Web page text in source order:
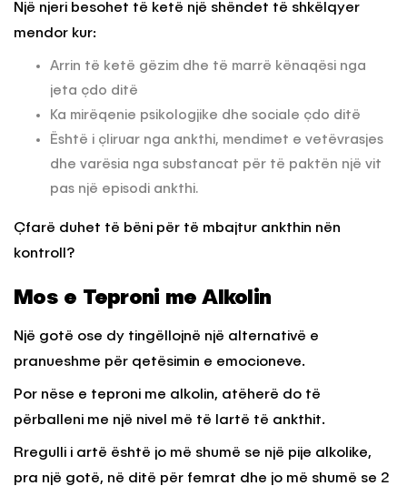
Një njeri besohet të ketë një shëndet të shkëlqyer
mendor kur:
Arrin të ketë gëzim dhe të marrë kënaqësi nga
jeta çdo ditë
Ka mirëqenie psikologjike dhe sociale çdo ditë
Është i çliruar nga ankthi, mendimet e vetëvrasjes
dhe varësia nga substancat për të paktën një vit
pas një episodi ankthi.
Çfarë duhet të bëni për të mbajtur ankthin nën
kontroll?
Mos e Teproni me Alkolin
Një gotë ose dy tingëllojnë një alternativë e
pranueshme për qetësimin e emocioneve.
Por nëse e teproni me alkolin, atëherë do të
përballeni me një nivel më të lartë të ankthit.
Rregulli i artë është jo më shumë se një pije alkolike,
pra një gotë, në ditë për femrat dhe jo më shumë se 2